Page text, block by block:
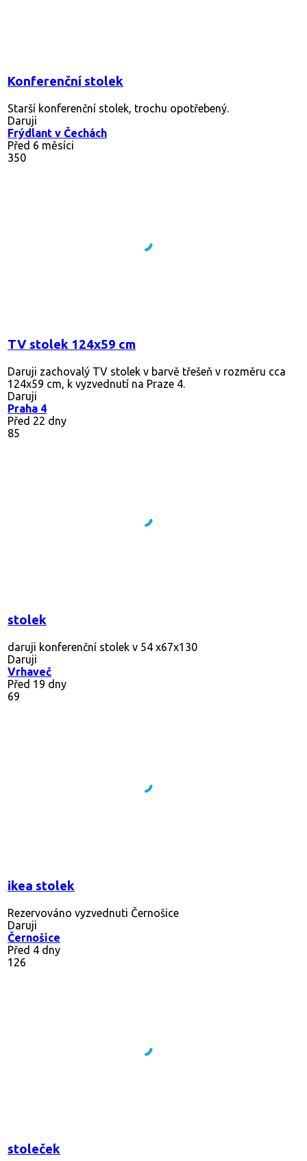
Konferenční stolek
Starší konferenční stolek, trochu opotřebený.
Daruji
Frýdlant v Čechách
Před 6 měsíci
350
TV stolek 124x59 cm
Daruji zachovalý TV stolek v barvě třešeň v rozměru cca
124x59 cm, k vyzvednutí na Praze 4.
Daruji
Praha 4
Před 22 dny
85
stolek
daruji konferenční stolek v 54 x67x130
Daruji
Vrhaveč
Před 19 dny
69
ikea stolek
Rezervováno vyzvednuti Černošice
Daruji
Černošice
Před 4 dny
126
stoleček